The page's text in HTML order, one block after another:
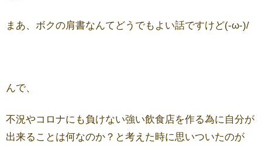
まあ、ボクの肩書なんてどうでもよい話ですけど(-ω-)/
んで、
不況やコロナにも負けない強い飲食店を作る為に自分が
出来ることは何なのか？と考えた時に思いついたのが